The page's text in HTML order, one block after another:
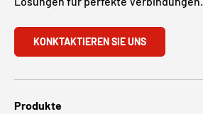
KONKTAKTIEREN SIE UNS
Produkte